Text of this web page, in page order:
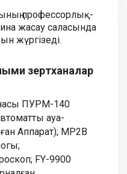
профессорлық-
жасау саласында
жүргізеді.
зертханалар
ПУРМ-140
ауа-
Аппарат); MP2B
FY-9900